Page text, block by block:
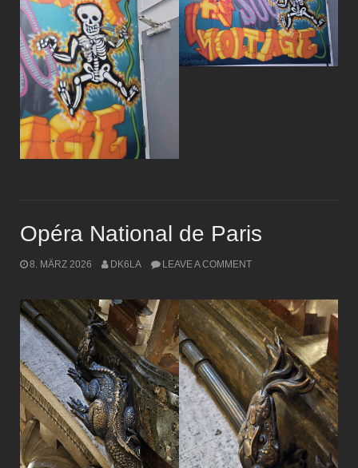
Opéra National de Paris
8. MÄRZ 2026 DK6LA LEAVE A COMMENT